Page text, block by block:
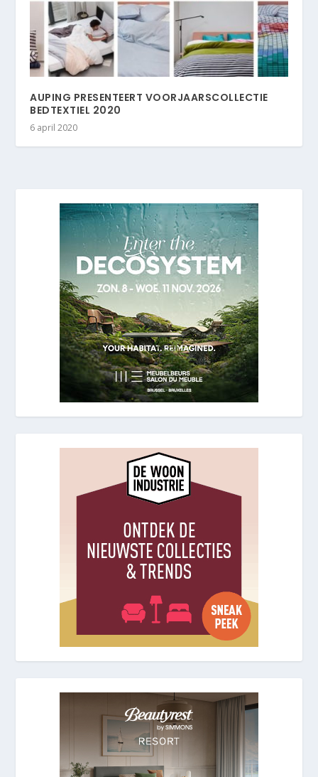
AUPING PRESENTEERT VOORJAARSCOLLECTIE
BEDTEXTIEL 2020
6 april 2020